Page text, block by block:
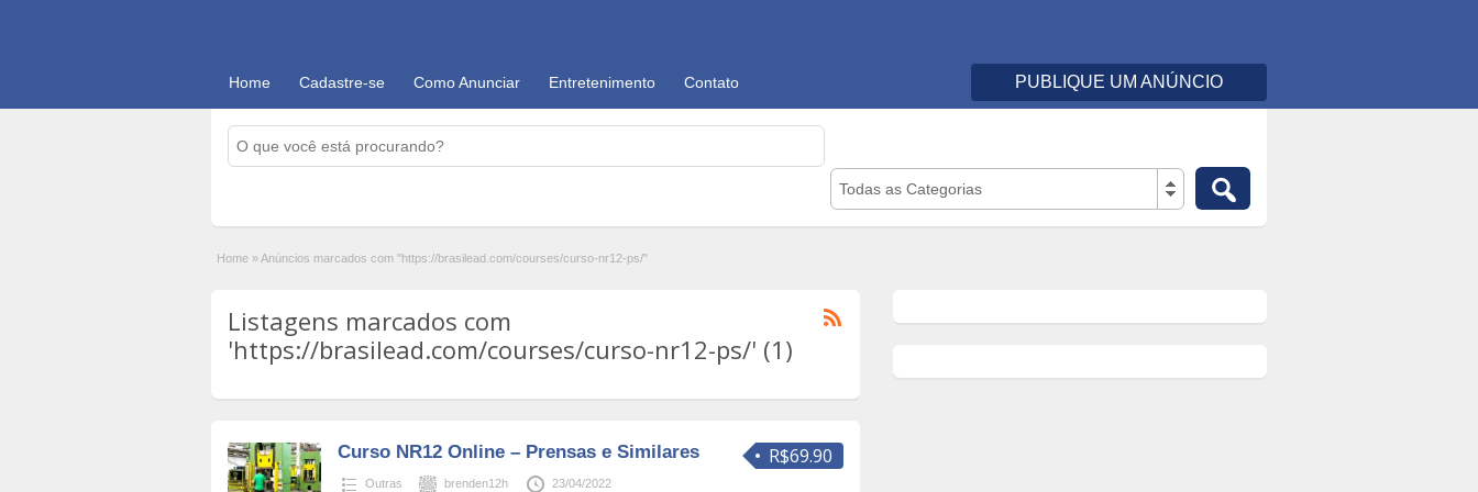
Home Cadastre-se Como Anunciar Entretenimento Contato PUBLIQUE UM ANÚNCIO
Todas as Categorias
Home »Anúncios marcados com "https://brasilead.com/courses/curso-nr12-ps/"
Listagens marcados com
'https://brasilead.com/courses/curso-nr12-ps/' (1)
R$69.90
Curso NR12 Online – Prensas e Similares
Outras brenden12h 23/04/2022